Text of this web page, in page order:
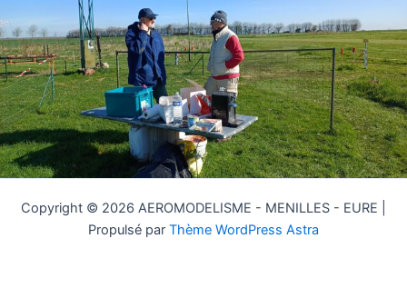
Copyright © 2026 AEROMODELISME - MENILLES - EURE |
Propulsé par Thème WordPress Astra